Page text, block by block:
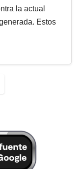
la actual
Estos